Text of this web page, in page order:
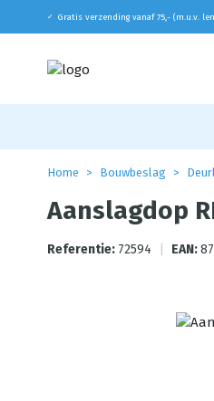
✓ Gratis verzending vanaf 75,- (m.u.v.
Home Bouwbeslag
Aanslagdop
Referentie: 72594 EAN: